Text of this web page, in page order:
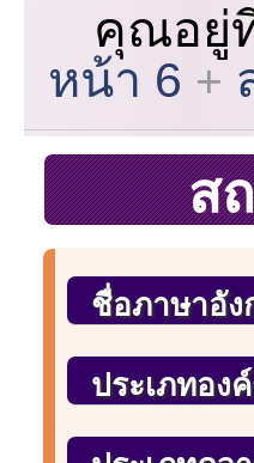
คุณอยู่
หน้า 6
ส
ชื่อภาษาอัง
ประเภทอง